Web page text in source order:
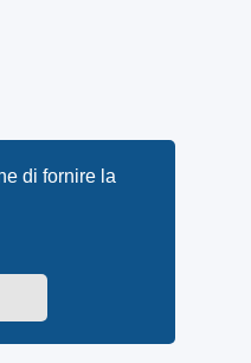
di fornire la